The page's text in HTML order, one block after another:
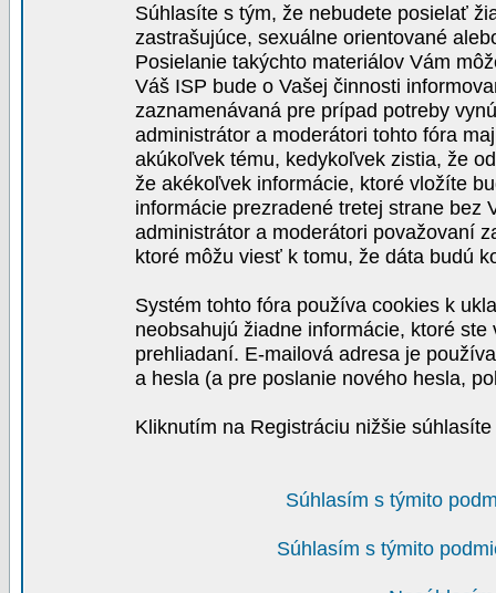
Súhlasíte s tým, že nebudete posielať
zastrašujúce, sexuálne orientované
Posielanie takýchto materiálov Vám
Váš ISP bude o Vašej činnosti
zaznamenávaná pre prípad potreby
administrátor a moderátori tohto fóra
akúkoľvek tému, kedykoľvek zistia, že
že akékoľvek informácie, ktoré vložíte
informácie prezradené tretej strane bez
administrátor a moderátori považovaní
ktoré môžu viesť k tomu, že dáta budú
Systém tohto fóra používa cookies k
neobsahujú žiadne informácie, ktoré
prehliadaní. E-mailová adresa je
a hesla (a pre poslanie nového hesla,
Kliknutím na Registráciu nižšie
Súhlasím s týmito
Súhlasím s týmito